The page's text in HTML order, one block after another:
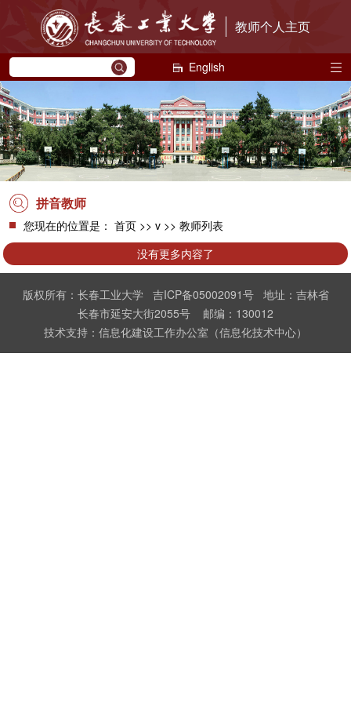
教师个人主页
English
拼音教师
您现在的位置是： 首页 >> v >> 教师列表
没有更多内容了
版权所有：长春工业大学 吉ICP备05002091号 地址：吉林省
长春市延安大街2055号 邮编：130012
技术支持：信息化建设工作办公室（信息化技术中心）